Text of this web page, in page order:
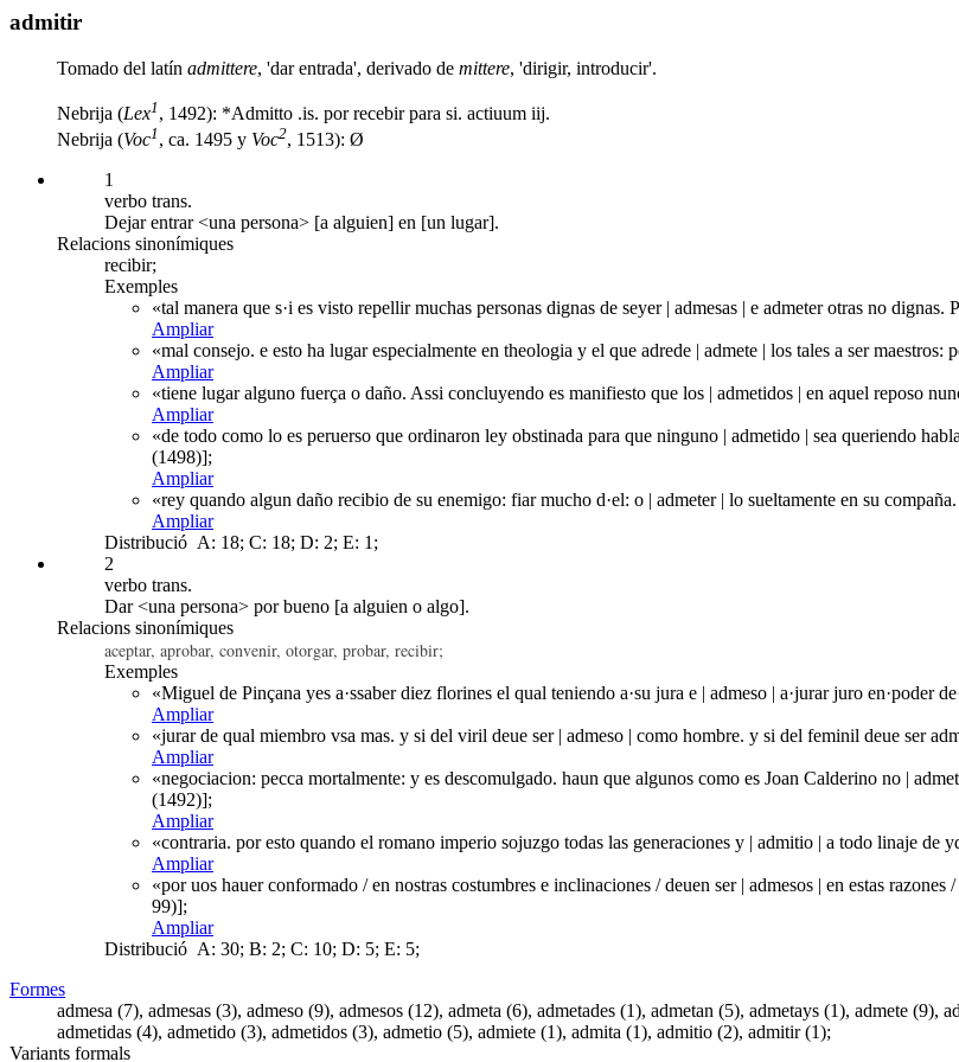
admitir
Tomado del latín admittere, 'dar entrada', derivado de mittere, 'dirigir, introducir'.
Nebrija (Lex1 , 1492): *Admitto .is. por recebir para si. actiuum iij.
Nebrija (Voc1 , ca. 1495 y Voc2, 1513): Ø
1
verbo trans.
Dejar entrar <una persona> [a alguien] en [un lugar].
Relacions sinonímiques
recibir;
Exemples
«tal manera que s·i es visto repellir muchas personas dignas de seyer | admesas | e admeter otras no
Ampliar
«mal consejo. e esto ha lugar especialmente en theologia y el que adrede | admete | los tales a ser
Ampliar
«tiene lugar alguno fuerça o daño. Assi concluyendo es manifiesto que los | admetidos | en aquel reposo
Ampliar
«de todo como lo es peruerso que ordinaron ley obstinada para que ninguno | admetido | sea queriendo
(1498)];
Ampliar
«rey quando algun daño recibio de su enemigo: fiar mucho d·el: o | admeter | lo sueltamente en su
Ampliar
Distribució A: 18; C: 18; D: 2; E: 1;
2
verbo trans.
Dar <una persona> por bueno [a alguien o algo].
Relacions sinonímiques
aceptar, aprobar, convenir, otorgar, probar, recibir;
Exemples
«Miguel de Pinçana yes a·ssaber diez florines el qual teniendo a·su jura e | admeso | a·jurar juro en·poder
Ampliar
«jurar de qual miembro vsa mas. y si del viril deue ser | admeso | como hombre. y si del feminil deue ser
Ampliar
«negociacion: pecca mortalmente: y es descomulgado. haun que algunos como es Joan Calderino no |
(1492)];
Ampliar
«contraria. por esto quando el romano imperio sojuzgo todas las generaciones y | admitio | a todo linaje
Ampliar
«por uos hauer conformado / en nostras costumbres e inclinaciones / deuen ser | admesos | en estas
99)];
Ampliar
Distribució A: 30; B: 2; C: 10; D: 5; E: 5;
Formes
admesa (7), admesas (3), admeso (9), admesos (12), admeta (6), admetades (1), admetan (5), admetays (1), admete (9),
admetidas (4), admetido (3), admetidos (3), admetio (5), admiete (1), admita (1), admitio (2), admitir (1);
Variants formals